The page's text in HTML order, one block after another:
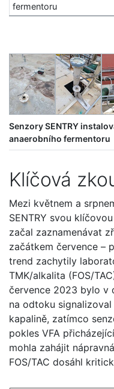
fermentoru
Senzory SENTRY
anaerobního fermentoru
Klíčová
Mezi květnem a
SENTRY svou
začal zaznamenávat
začátkem července –
trend zachytily
TMK/alkalita (FOS/
července 2023 bylo v
na odtoku
kapalině, zatímco
pokles VFA
mohla zahájit
FOS/TAC dosáhl